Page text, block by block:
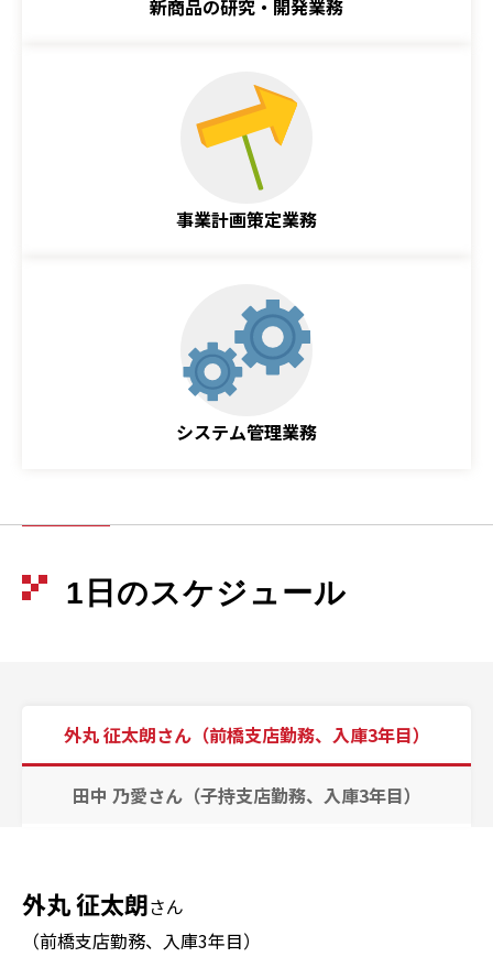
新商品の研究・開発業務
事業計画策定業務
システム管理業務
1日のスケジュール
外丸 征太朗さん（前橋支店勤務、入庫3年目）
田中 乃愛さん（子持支店勤務、入庫3年目）
外丸 征太朗さん
（前橋支店勤務、入庫3年目）